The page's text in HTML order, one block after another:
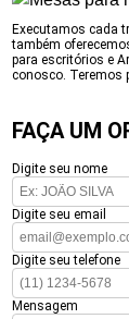
Executamos cada
também
para escritórios e
conosco. Teremos
FAÇA UM
Digite seu nome
Digite seu email
Digite seu telefone
Mensagem